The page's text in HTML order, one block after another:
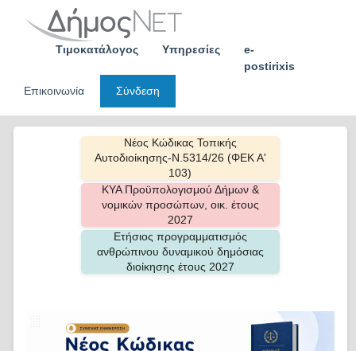
Τιμοκατάλογος Υπηρεσίες
e-
postirixis
Επικοινωνία
Σύνδεση
Νέος Κώδικας Τοπικής
Αυτοδιοίκησης-Ν.5314/26 (ΦΕΚ Α'
103)
ΚΥΑ Προϋπολογισμού Δήμων &
νομικών προσώπων, οικ. έτους
2027
Ετήσιος προγραμματισμός
ανθρώπινου δυναμικού δημόσιας
διοίκησης έτους 2027